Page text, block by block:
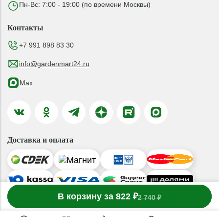
В корзину за 822 ₽2 740 ₽
1 товар в корзине
Пн-Вс: 7:00 - 19:00 (по времени Москвы)
Контакты
+7 991 898 83 30
info@gardenmart24.ru
Max
Доставка и оплата
© 2019-2026 ООО «ГАРДЕНМАРТ24»